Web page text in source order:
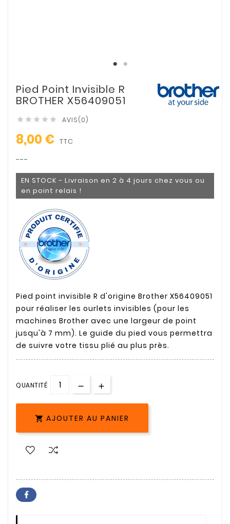
Pied Point Invisible R
BROTHER X56409051
     AVIS(0)
8,00 € TTC
---
EN STOCK - Livraison en 2 à 4 jours chez vous ou
en point relais !
Pied point invisible R d'origine Brother X56409051
pour réaliser les ourlets invisibles (pour les
machines Brother avec une largeur de point
jusqu'à 7 mm). Le guide du pied vous permettra
de suivre votre tissu plié au plus près.
QUANTITÉ
 AJOUTER AU PANIER